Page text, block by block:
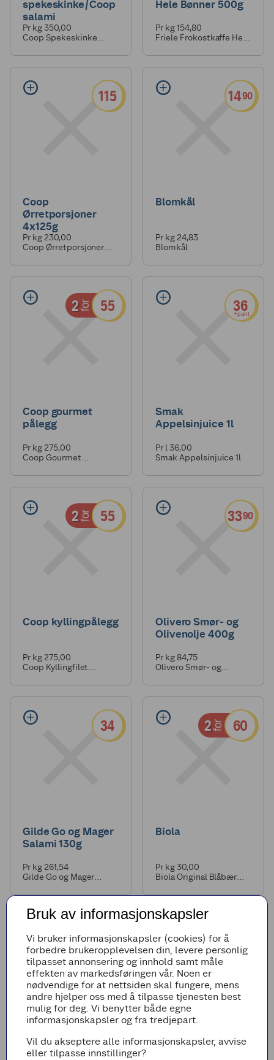
spekeskinke/Coop
salami
Pr kg 350,00
Coop Spekeskinke
Hele Bønner 500g
Pr kg 154,80
Friele Frokostkaffe Hele
115
Coop
Ørretporsjoner
4x125g
Pr kg 230,00
Coop Ørretporsjoner
1490
Blomkål
Pr kg 24,83
Blomkål
2for 55
Coop gourmet
pålegg
Pr kg 275,00
Coop Gourmet
36
+pant
Smak
Appelsinjuice 1l
Pr l 36,00
Smak Appelsinjuice 1l
2for 55
Coop kyllingpålegg
Pr kg 275,00
Coop Kyllingfilet
3390
Olivero Smør- og
Olivenolje 400g
Pr kg 84,75
Olivero Smør- og
34
Gilde Go og Mager
Salami 130g
Pr kg 261,54
Gilde Go og Mager
2for 60
Biola
Pr kg 30,00
Biola Original Blåbær
12
Stabburet
Leverpostei 100g
3for40
Farris
Bruk av informasjonskapsler
Vi bruker informasjonskapsler (cookies) for å
forbedre brukeropplevelsen din, levere personlig
tilpasset annonsering og innhold samt måle
effekten av markedsføringen vår. Noen er
nødvendige for at nettsiden skal fungere, mens
andre hjelper oss med å tilpasse tjenesten best
mulig for deg. Vi benytter både egne
informasjonskapsler og fra tredjepart.
Vil du akseptere alle informasjonskapsler, avvise
eller tilpasse innstillinger?